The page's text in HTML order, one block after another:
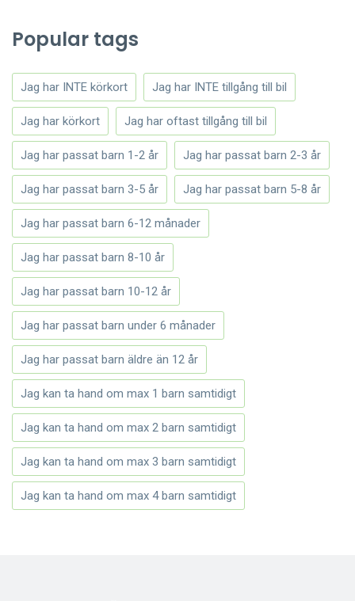
Popular tags
Jag har INTE körkort Jag har INTE tillgång till bil
Jag har körkort Jag har oftast tillgång till bil
Jag har passat barn 1-2 år Jag har passat barn 2-3 år
Jag har passat barn 3-5 år Jag har passat barn 5-8 år
Jag har passat barn 6-12 månader
Jag har passat barn 8-10 år
Jag har passat barn 10-12 år
Jag har passat barn under 6 månader
Jag har passat barn äldre än 12 år
Jag kan ta hand om max 1 barn samtidigt
Jag kan ta hand om max 2 barn samtidigt
Jag kan ta hand om max 3 barn samtidigt
Jag kan ta hand om max 4 barn samtidigt